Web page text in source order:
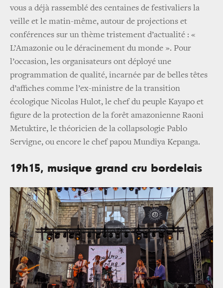
vous a déjà rassemblé des centaines de festivaliers la
veille et le matin-même, autour de projections et
conférences sur un thème tristement d’actualité : «
L’Amazonie ou le déracinement du monde ». Pour
l’occasion, les organisateurs ont déployé une
programmation de qualité, incarnée par de belles têtes
d’affiches comme l’ex-ministre de la transition
écologique Nicolas Hulot, le chef du peuple Kayapo et
figure de la protection de la forêt amazonienne Raoni
Metuktire, le théoricien de la collapsologie Pablo
Servigne, ou encore le chef papou Mundiya Kepanga.
19h15, musique grand cru bordelais